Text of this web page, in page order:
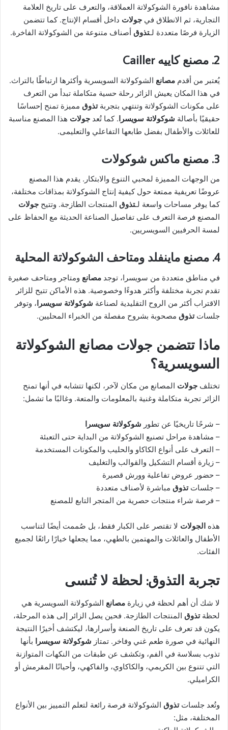
مشاهدة نافورة الشوكولاتة العملاقة، والتعرف على تاريخ العلامة
التجارية، ثم الانطلاق في جولات داخل أقسام الإنتاج. كما تتضمن
الزيارة فرصًا متعددة لـتذوق أصناف متنوعة من الشوكولاتة الفاخرة.
2. مصنع كاييه Cailler
يُعتبر من أقدم مصانع الشوكولاتة السويسرية وأكثرها ارتباطًا بالتراث.
في هذا المكان يعيش الزائر رحلة حسية متكاملة تبدأ من التعرف
على مكونات الشوكولاتة وتنتهي بتجربةتذوق مميزة تمنح إحساسًا
حقيقيًا بأصالة شوكولاتة سويسرا. كما تُعد جولات هذا المصنع مناسبة
للعائلات والأطفال بفضل طابعها التفاعلي والتعليمى.
3. مصنع ماكس شوكولات
من الوجهات المميزة لمحبي التنوع والابتكار. يقدم هذا المصنع
عروضًا تعريفية ممتعة حول كيفية إنتاج الشوكولاتة بمذاقات مختلفة،
كما يوفر مساحات واسعة لـتذوق المنتجات الطازجة. وتتيح جولات
المصنع فرصة التعرف على تفاصيل الصناعة الحديثة مع الحفاظ على
لمسة الحرفيين السويسريين.
4. مصنع ماينفلد ومتاحف الشوكولاتة المحلية
في مناطق متعددة من سويسرا، توجد مصانع ومتاجر ومتاحف صغيرة
تقدم تجربة مختلفة وأكثر هدوءًا وخصوصية. هذه الأماكن تتيح للزائر
الاقتراب أكثر من الروح التقليدية لصناعة شوكولاتة سويسرا، وتوفر
جلساتتذوق مصحوبة بشروح مفصلة من الخبراء المحليين.
ماذا تتضمن جولات مصانع الشوكولاتة
السويسرية؟
تختلف جولات المصانع من مكان لآخر، لكنها تتشابه في أنها تمنح
الزائر تجربة متكاملة وغنية بالمعلومات والمتعة. وغالبًا ما تشمل:
– شرحًا تاريخيًا عن تطور شوكولاتة سويسرا
– مشاهدة مراحل تصنيع الشوكولاتة من البداية حتى التعبئة
– التعرف على أنواع الكاكاو والحليب والمكونات المستخدمة
– زيارة أقسام التشكيل والقوالب والتغليف
– حضور عروض تفاعلية وورش قصيرة
– جلساتتذوق مباشرة لأصناف متعددة
– فرصة شراء منتجات حصرية من المتجر التابع للمصنع
هذه الجولات لا تقتصر على الكبار فقط، بل صُممت أيضًا لتناسب
الأطفال والعائلات والمهتمين بالطهي، مما يجعلها خيارًا رائعًا لجميع
الفئات.
تجربة التذوق: لحظة لا تُنسى
لا شك أن أهم لحظة في زيارة مصانع الشوكولاتة السويسرية هي
لحظةتذوق المنتجات الطازجة. فحين يصل الزائر إلى هذه المرحلة،
يكون قد تعرف على تاريخ الصنعة وأسرارها، ليكتشف أخيرًا النتيجة
النهائية في صورة طعم غني وفاخر. تمتاز شوكولاتة سويسرا بأنها
تذوب بسلاسة في الفم، وتكشف عن طبقات من النكهات المتوازنة
التي تتنوع بين الكريمي، والكاكاوي، والفاكهي، وأحيانًا المقرمش أو
الكراميلي.
وتُعد جلساتتذوق الشوكولاتة فرصة رائعة لتعلم التمييز بين الأنواع
المختلفة، مثل: